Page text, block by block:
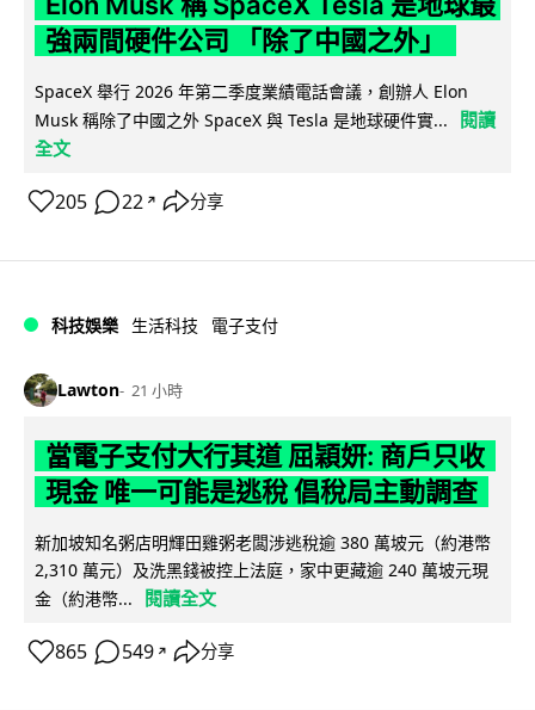
強兩間硬件公司 「除了中國之外」
SpaceX 舉行 2026 年第二季度業績電話會議，創辦人 Elon
Musk 稱除了中國之外 SpaceX 與 Tesla 是地球硬件實...
閱讀
全文
205 22 ↗ 分享
科技娛樂 生活科技 電子支付
Lawton 21 小時
當電子支付大行其道 屈穎妍: 商戶只收
現金 唯一可能是逃稅 倡稅局主動調查
新加坡知名粥店明輝田雞粥老闆涉逃稅逾 380 萬坡元（約港幣
2,310 萬元）及洗黑錢被控上法庭，家中更藏逾 240 萬坡元現
金（約港幣...
閱讀全文
865 549 ↗ 分享